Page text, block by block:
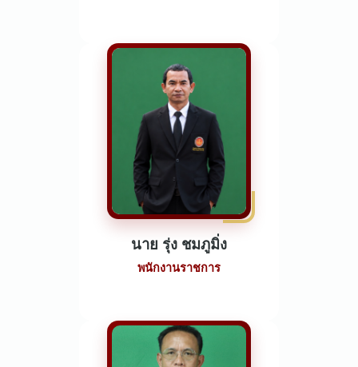
นาย รุ่ง ชมภูมิ่ง
พนักงานราชการ